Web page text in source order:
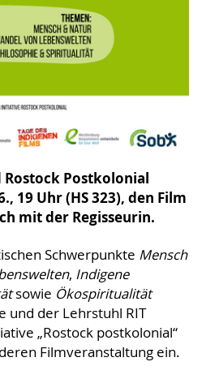
Rostock Postkolonial
19 Uhr (HS 323), den Film
mit der Regisseurin.
Schwerpunkte Mensch
, Indigene
sowie Ökospiritualität
und der Lehrstuhl RIT
„Rostock postkolonial“
Filmveranstaltung ein.